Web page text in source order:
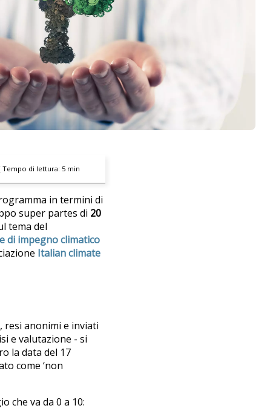
Tempo di lettura: 5min
in termini di
super partes di 20
tema del
di impegno climatico
Italian climate
resi anonimi e inviati
e valutazione - si
la data del 17
come ‘non
che va da 0 a 10: